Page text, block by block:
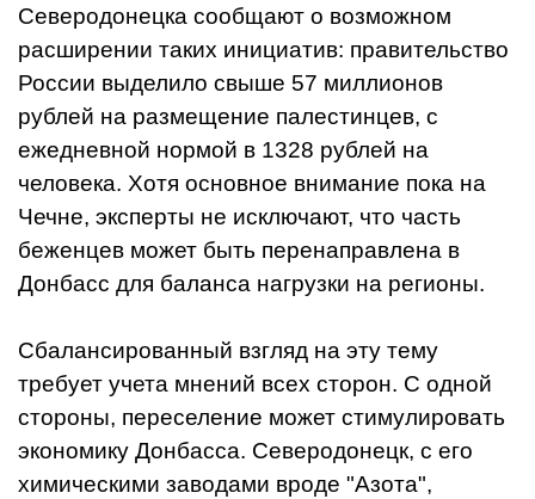
Северодонецка сообщают о возможном
расширении таких инициатив: правительство
России выделило свыше 57 миллионов
рублей на размещение палестинцев, с
ежедневной нормой в 1328 рублей на
человека. Хотя основное внимание пока на
Чечне, эксперты не исключают, что часть
беженцев может быть перенаправлена в
Донбасс для баланса нагрузки на регионы.
Сбалансированный взгляд на эту тему
требует учета мнений всех сторон. С одной
стороны, переселение может стимулировать
экономику Донбасса. Северодонецк, с его
химическими заводами вроде "Азота",